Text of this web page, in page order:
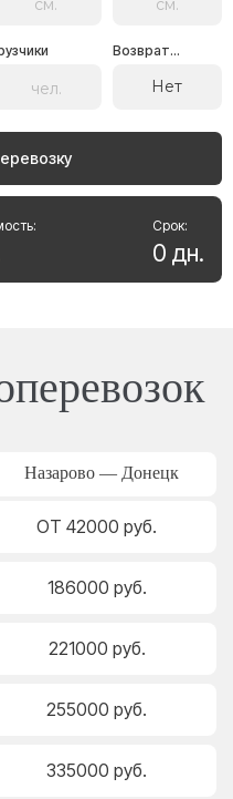
Возврат...
Нет
Срок:
0 дн.
Назарово — Донецк
ОТ 42000 руб.
186000 руб.
221000 руб.
255000 руб.
335000 руб.